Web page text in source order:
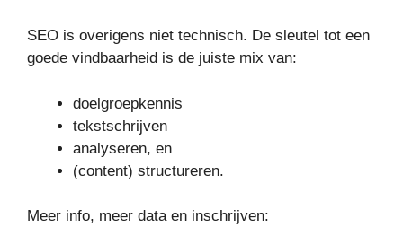
SEO is overigens niet technisch. De sleutel tot een
goede vindbaarheid is de juiste mix van:
doelgroepkennis
tekstschrijven
analyseren, en
(content) structureren.
Meer info, meer data en inschrijven: